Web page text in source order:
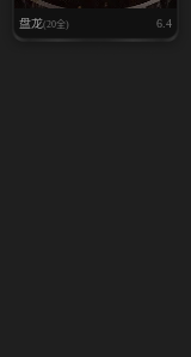
盘龙(20全) 6.4